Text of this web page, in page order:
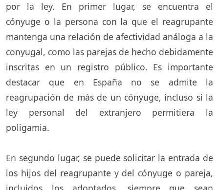
por la ley. En primer lugar, se encuentra el
cónyuge o la persona con la que el reagrupante
mantenga una relación de afectividad análoga a la
conyugal, como las parejas de hecho debidamente
inscritas en un registro público. Es importante
destacar que en España no se admite la
reagrupación de más de un cónyuge, incluso si la
ley personal del extranjero permitiera la
poligamia.
En segundo lugar, se puede solicitar la entrada de
los hijos del reagrupante y del cónyuge o pareja,